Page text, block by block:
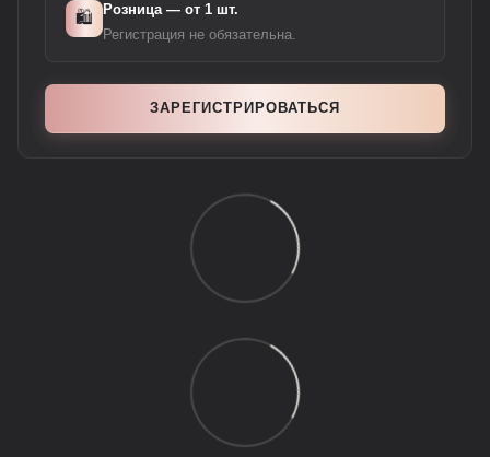
🛍️ Розница — от 1 шт.
Регистрация не обязательна.
ЗАРЕГИСТРИРОВАТЬСЯ